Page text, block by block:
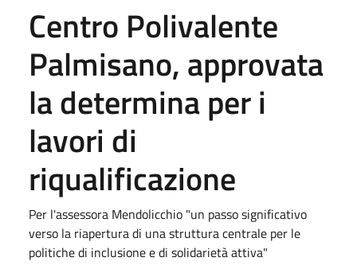
Centro Polivalente
Palmisano, approvata
la determina per i
lavori di
riqualificazione
Per l'assessora Mendolicchio "un passo significativo
verso la riapertura di una struttura centrale per le
politiche di inclusione e di solidarietà attiva"